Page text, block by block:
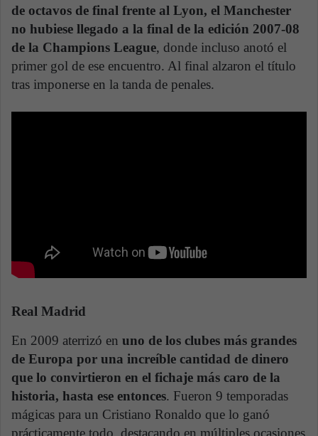
de octavos de final frente al Lyon, el Manchester
no hubiese llegado a la final de la edición 2007-08
de la Champions League, donde incluso anotó el
primer gol de ese encuentro. Al final alzaron el título
tras imponerse en la tanda de penales.
Real Madrid
En 2009 aterrizó en uno de los clubes más grandes
de Europa por una increíble cantidad de dinero
que lo convirtieron en el fichaje más caro de la
historia, hasta ese entonces. Fueron 9 temporadas
mágicas para un Cristiano Ronaldo que lo ganó
prácticamente todo, destacando en múltiples ocasiones